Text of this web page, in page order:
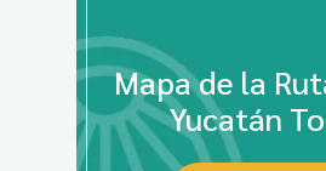
Mapa de la
Yucatán